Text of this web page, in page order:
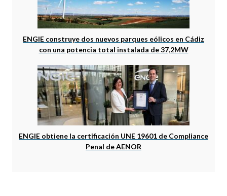
ENGIE construye dos nuevos parques eólicos en Cádiz
con una potencia total instalada de 37,2MW
ENGIE obtiene la certificación UNE 19601 de Compliance
Penal de AENOR